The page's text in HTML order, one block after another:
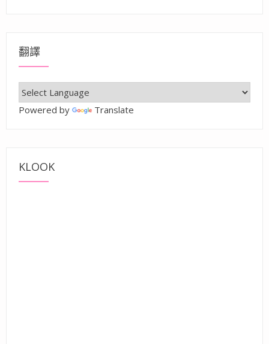
翻譯
Powered by Translate
KLOOK